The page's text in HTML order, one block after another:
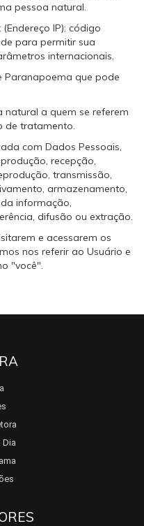
pessoa natural.
IP): código
para permitir sua
internacionais.
Paranapoema que pode
natural a quem se referem
de tratamento.
com Dados Pessoais,
recepção,
transmissão,
armazenamento,
informação,
difusão ou extração.
e acessarem os
nos referir ao Usuário e
"você".
Dia